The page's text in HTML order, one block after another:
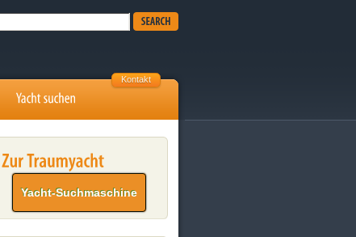
Kontakt
Yacht-Suchmaschine